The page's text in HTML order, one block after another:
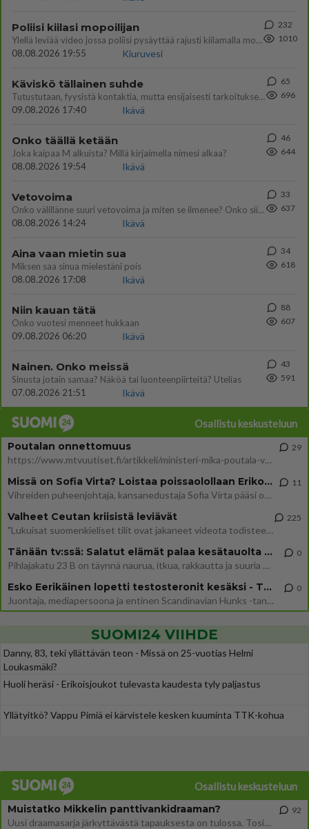
Poliisi kiilasi mopoilijan
Ylellä leviää video jossa poliisi pysäyttää rajusti kiilamalla mopo pojan. Toivottavasti poliisi ottaa tuosta mallia myö
08.08.2026 19:55
Kiuruvesi
232
1010
Käviskö tällainen suhde
Tutustutaan, fyysistä kontaktia, mutta ensijaisesti tarkoituksena ei ole aloittaa mitään virallista tai rikkoa mitään? E
09.08.2026 17:40
Ikävä
65
696
Onko täällä ketään
Joka kaipaa M alkuista? Millä kirjaimella nimesi alkaa?
08.08.2026 19:54
Ikävä
46
644
Vetovoima
Onko välillänne suuri vetovoima ja miten se ilmenee? Onko siitä haittaa?
08.08.2026 14:24
Ikävä
33
637
Aina vaan mietin sua
Miksen saa sinua mielestäni pois
08.08.2026 17:08
Ikävä
34
618
Niin kauan tätä
Onko vuotesi menneet hukkaan
09.08.2026 06:20
Ikävä
88
607
Nainen. Onko meissä
Sinusta jotain samaa? Näköä tai luonteenpiirteitä? Utelias
07.08.2026 21:51
Ikävä
43
591
Osallistu keskusteluun
Poutalan onnettomuus
https://www.mtvuutiset.fi/artikkeli/ministeri-mika-poutala-vakavassa-onnettomuudessa/9375980 Kumma kun jutussa ei manit
29
Missä on Sofia Virta? Loistaa poissaolollaan Erikoisjoukot uudelta kaudelta
Vihreiden puheenjohtaja, kansanedustaja Sofia Virta pääsi otsikoihin, kun tieto hänen osallistumisestaan Erikoisjoukot-k
11
Valheet Ceutan kriisistä leviävät
"Lukuisat suomenkieliset tilit ovat jakaneet videota todisteena siitä, että siirtolaisjoukot aiheuttavat edelleen Ceutas
225
Tänään tv:ssä: Salatut elämät palaa kesätauolta - Tässä hieman juonipaljastuksia
Pihlajakatu 23 B on täynnä naurua, itkua, rakkautta ja suuria salaisuuksia. Suomalaisten yksi pitkäikäisimmistä draamas
0
Esko Eerikäinen lopetti testosteronit kesäksi - Tämä ikävä vaikutus iski heti
Juontaja, mediapersoona ja entinen Scandinavian Hunks -tanssija Esko Eerikäinen on tunnettu avoimuudestaan. Nyt Eerikäi
0
SUOMI24 VIIHDE
Danny, 83, teki yllättävän teon - Missä on 25-vuotias Helmi
Loukasmäki?
Huoli heräsi - Erikoisjoukot tulevasta kaudesta tyly paljastus
Yllätyitkö? Vappu Pimiä ei kärvistele kesken kuuminta TTK-kohua
Osallistu keskusteluun
Muistatko Mikkelin panttivankidraaman?
Uusi draamasarja järkyttävästä tapauksesta on tulossa. Tositapahtumiin perustuva sarja ammentaa vuoden 1986 Mikkelin pan
92